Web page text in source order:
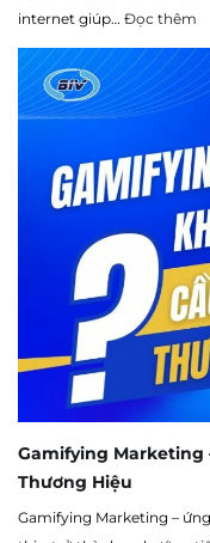
internet giúp… Đọc thêm
Gamifying Marketing
Thương Hiệu
Gamifying Marketing –